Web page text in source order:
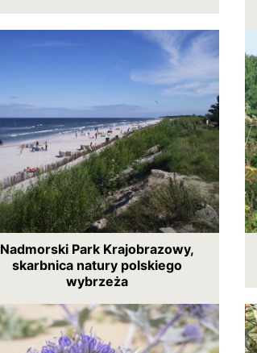
Nadmorski Park Krajobrazowy,
skarbnica natury polskiego
wybrzeża